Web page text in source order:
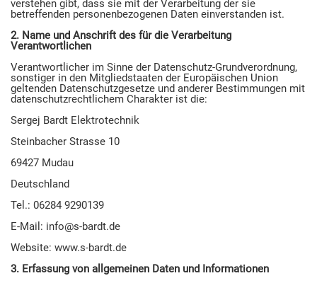
verstehen gibt, dass sie mit der Verarbeitung der sie
betreffenden personenbezogenen Daten einverstanden ist.
2. Name und Anschrift des für die Verarbeitung
Verantwortlichen
Verantwortlicher im Sinne der Datenschutz-Grundverordnung,
sonstiger in den Mitgliedstaaten der Europäischen Union
geltenden Datenschutzgesetze und anderer Bestimmungen mit
datenschutzrechtlichem Charakter ist die:
Sergej Bardt Elektrotechnik
Steinbacher Strasse 10
69427 Mudau
Deutschland
Tel.: 06284 9290139
E-Mail: info@s-bardt.de
Website: www.s-bardt.de
3. Erfassung von allgemeinen Daten und Informationen